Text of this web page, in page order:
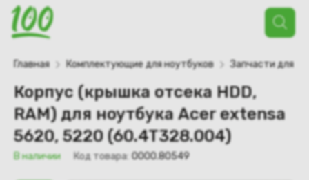
Поиск
товаров
Главная Комплектующие для ноутбуков Запчасти для
Корпус (крышка отсека HDD,
RAM) для ноутбука Acer extensa
5620, 5220 (60.4T328.004)
В наличии Код товара: 0000.80549